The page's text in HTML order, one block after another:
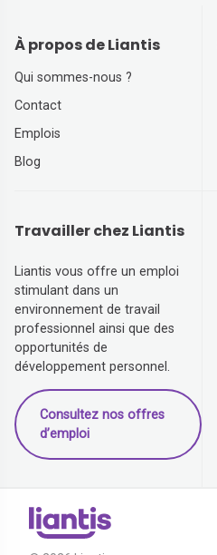
À propos de Liantis
Qui sommes-nous ?
Contact
Emplois
Blog
Travailler chez Liantis
Liantis vous offre un emploi
stimulant dans un
environnement de travail
professionnel ainsi que des
opportunités de
développement personnel.
Consultez nos offres
d’emploi